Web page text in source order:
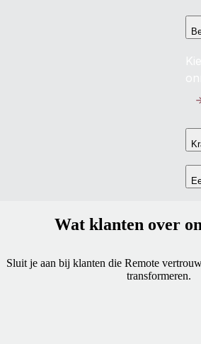
Wat klanten over
Sluit je aan bij klanten die Remote
transformeren.